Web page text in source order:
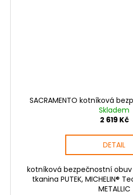
SACRAMENTO kotníková
Skladem
2 619 Kč
DETAIL
kotníková bezpečnostní
tkanina PUTEK, MICHELIN®
METALLIC